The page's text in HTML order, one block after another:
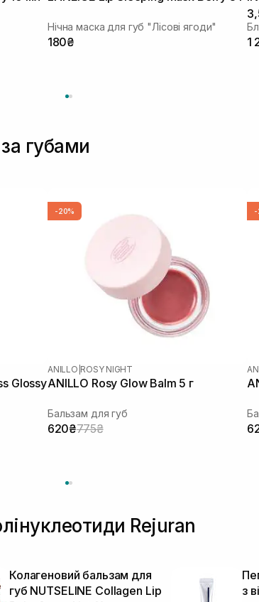
Нічна маска для губ "Лісові ягоди"
180₴ 1
губами
Glossy
-20%
ANILLO ROSY NIGHT
ANILLO Rosy Glow Balm 5 г
Бальзам для губ
620₴775₴
-
Rejuran
Колагеновий бальзам для
губ NUTSELINE Collagen Lip
з